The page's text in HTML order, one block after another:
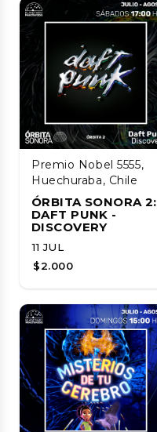
Premio Nobel 5555,
Huechuraba, Chile
ÓRBITA SONORA 2:
DAFT PUNK -
DISCOVERY
11 JUL
$2.000